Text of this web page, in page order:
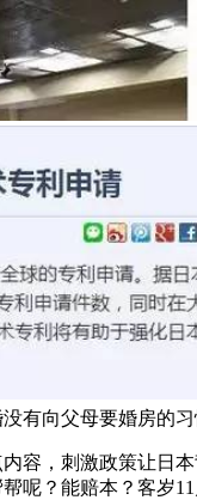
有向父母要婚房的
，刺激政策让日本
呢？能赔本？客岁